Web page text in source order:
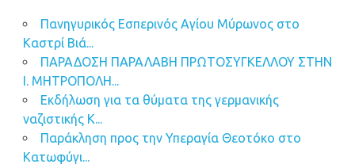
Πανηγυρικός Εσπερινός Αγίου Μύρωνος στο
Καστρί Βιά...
ΠΑΡΑΔΟΣΗ ΠΑΡΑΛΑΒΗ ΠΡΩΤΟΣΥΓΚΕΛΛΟΥ ΣΤΗΝ
Ι. ΜΗΤΡΟΠΟΛΗ...
Εκδήλωση για τα θύματα της γερμανικής
ναζιστικής Κ...
Παράκληση προς την Υπεραγία Θεοτόκο στο
Κατωφύγι...